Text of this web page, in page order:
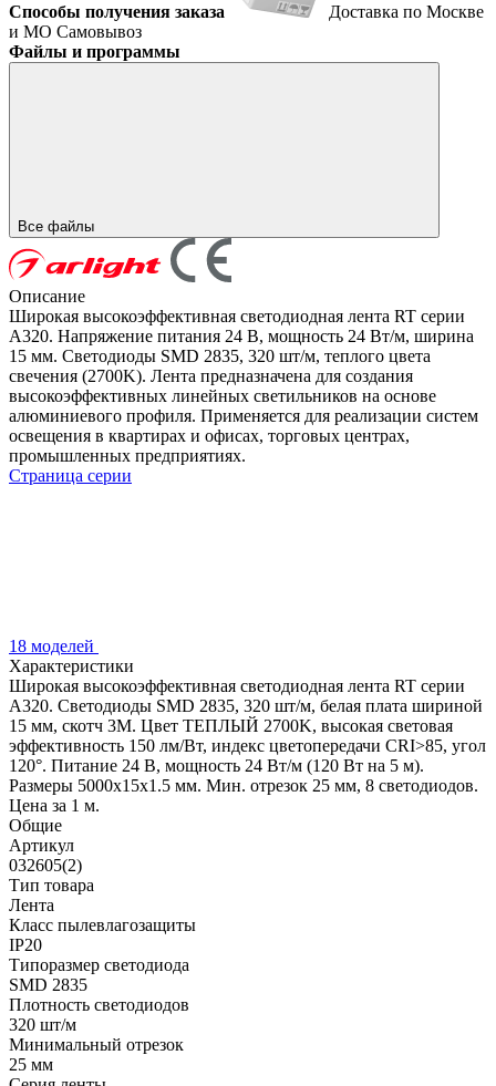
Способы получения заказа
Доставка по Москве
и МО Самовывоз
Файлы и программы
Все файлы
Описание
Широкая высокоэффективная светодиодная лента RT серии
A320. Напряжение питания 24 В, мощность 24 Вт/м, ширина
15 мм. Светодиоды SMD 2835, 320 шт/м, теплого цвета
свечения (2700K). Лента предназначена для создания
высокоэффективных линейных светильников на основе
алюминиевого профиля. Применяется для реализации систем
освещения в квартирах и офисах, торговых центрах,
промышленных предприятиях.
Страница серии
18 моделей
Характеристики
Широкая высокоэффективная светодиодная лента RT серии
A320. Светодиоды SMD 2835, 320 шт/м, белая плата шириной
15 мм, скотч 3M. Цвет ТЕПЛЫЙ 2700K, высокая световая
эффективность 150 лм/Вт, индекс цветопередачи CRI>85, угол
120°. Питание 24 В, мощность 24 Вт/м (120 Вт на 5 м).
Размеры 5000x15x1.5 мм. Мин. отрезок 25 мм, 8 светодиодов.
Цена за 1 м.
Общие
Артикул
032605(2)
Тип товара
Лента
Класс пылевлагозащиты
IP20
Типоразмер светодиода
SMD 2835
Плотность светодиодов
320 шт/м
Минимальный отрезок
25 мм